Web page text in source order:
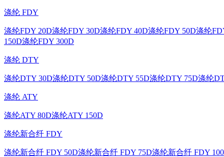
涤纶 FDY
涤纶FDY 20D涤纶FDY 30D涤纶FDY 40D涤纶FDY 50D涤纶
150D涤纶FDY 300D
涤纶 DTY
涤纶DTY 30D涤纶DTY 50D涤纶DTY 55D涤纶DTY 75D涤纶
涤纶 ATY
涤纶ATY 80D涤纶ATY 150D
涤纶新合纤 FDY
涤纶新合纤 FDY 50D涤纶新合纤 FDY 75D涤纶新合纤 FDY